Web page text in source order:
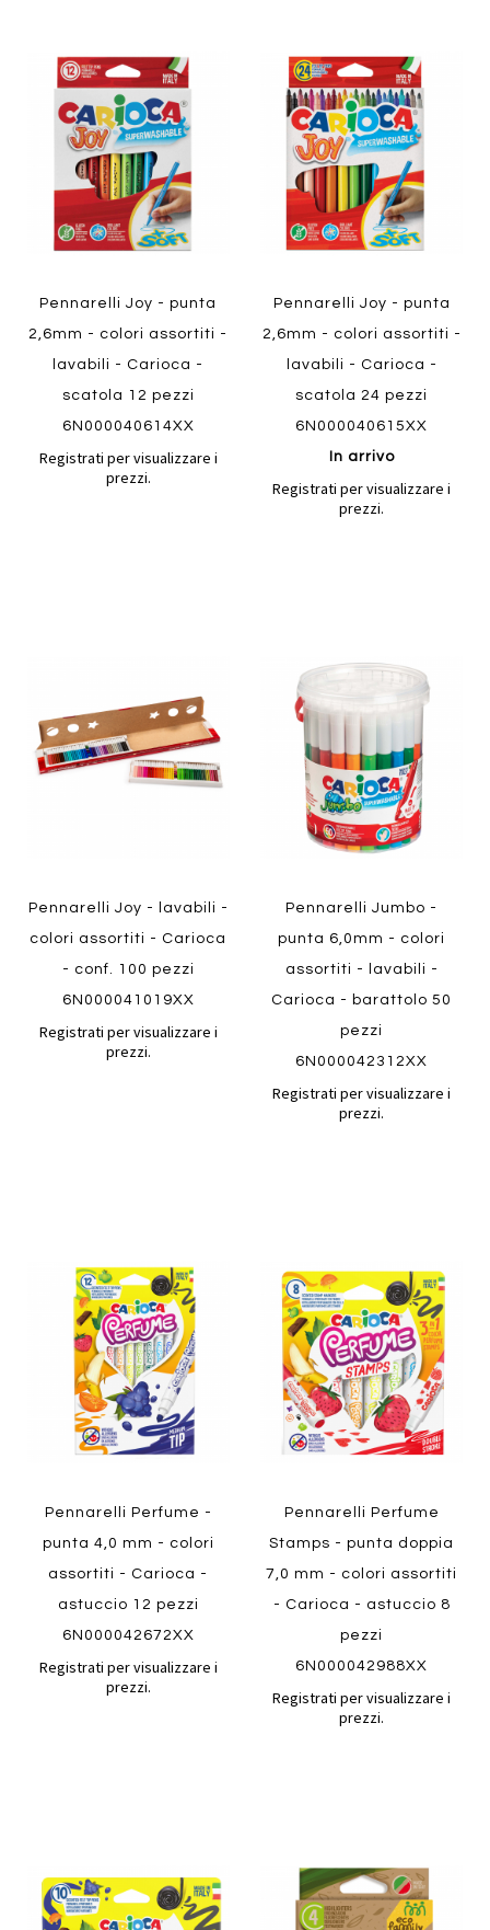
Quickview
Quickview
Aggiungi
preferiti
Pennarelli Joy - punta
2,6mm - colori assortiti -
lavabili - Carioca -
scatola 12 pezzi
6N000040614XX
Registrati per visualizzare i
prezzi.
Quickview
Aggiungi
preferiti
Pennarelli Joy - punta
2,6mm - colori assortiti -
lavabili - Carioca -
scatola 24 pezzi
6N000040615XX
In arrivo
Registrati per visualizzare i
prezzi.
Quickview
preferiti
Pennarelli Joy - lavabili -
colori assortiti - Carioca
- conf. 100 pezzi
6N000041019XX
Registrati per visualizzare i
prezzi.
Quickview
Aggiungi
Pennarelli Jumbo -
punta 6,0mm - colori
assortiti - lavabili -
Carioca - barattolo 50
pezzi
6N000042312XX
Registrati per visualizzare i
prezzi.
Quickview
Aggiungi
preferiti
Pennarelli Perfume -
punta 4,0 mm - colori
assortiti - Carioca -
astuccio 12 pezzi
6N000042672XX
Registrati per visualizzare i
prezzi.
Aggiungi
ai
preferiti
al
Pennarelli Perfume
Stamps - punta doppia
7,0 mm - colori assortiti
- Carioca - astuccio 8
pezzi
6N000042988XX
Registrati per visualizzare i
prezzi.
Aggiungi
ai
al
confronto
Aggiungi